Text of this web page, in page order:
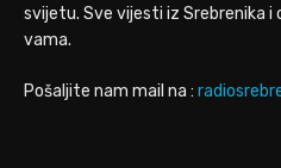
svijetu. Sve vijesti iz Srebrenika i
vama.
Pošaljite nam mail na :